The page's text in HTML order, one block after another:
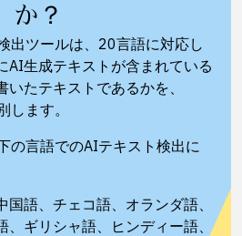
か？
出ツールは、20言語に対応し
AI生成テキストが含まれている
たテキストであるかを、
ます。
の言語でのAIテキスト検出に
語、チェコ語、オランダ語、
、ギリシャ語、ヒンディー語、